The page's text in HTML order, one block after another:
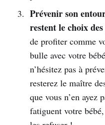
Prévenir son
restent le choix
de profiter comme
bulle avec votre
n’hésitez pas à
resterez le maître
que vous n’en ayez
fatiguent votre